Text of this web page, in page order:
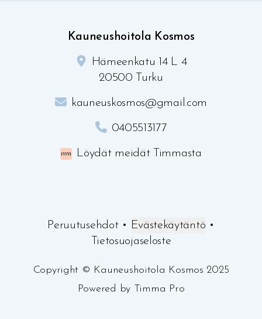
Kauneushoitola Kosmos
Hämeenkatu 14 L 4
20500 Turku
kauneuskosmos@gmail.com
0405513177
Löydät meidät Timmasta
Peruutusehdot• Evästekäytäntö •
Tietosuojaseloste
Copyright © Kauneushoitola Kosmos 2025
Powered by Timma Pro